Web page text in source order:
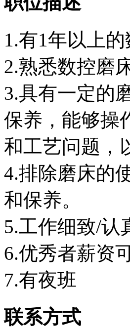
1.有1年以上
2.熟悉数控磨
3.具有一定的
保养，能够操
和工艺问题，
4.排除磨床的
和保养。
5.工作细致/认
6.优秀者薪资
7.有夜班
联系方式